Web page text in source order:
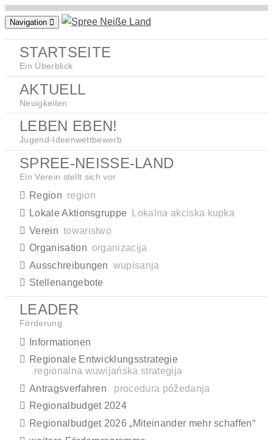
Zum
springen
Navigation
STARTSEITE
Ein Überblick
AKTUELL
Neuigkeiten
LEBEN EBEN!
Jugend-Ideenwettbewerb
SPREE-NEISSE-LAND
Ein Verein stellt sich vor
Region region
Lokale Aktionsgruppe
Lokalna akciska kupka
Verein towaristwo
Organisation organizacija
Ausschreibungen wupisanja
Stellenangebote
LEADER
Förderung
Informationen
Regionale Entwicklungsstrategie
regionalna wuwijańska strategija
Antragsverfahren
procedura póžedanja
Regionalbudget 2024
Regionalbudget 2026 „Miteinander mehr schaffen“